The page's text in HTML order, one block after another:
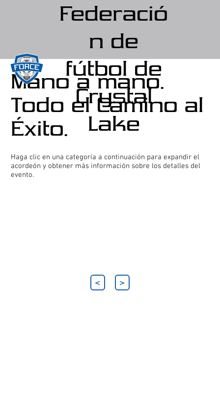
Federació
n de
fútbol de
Crystal
Lake
< >
Mano a mano.
Todo el Camino al
Éxito.
Haga clic en una categoría a continuación para expandir el
acordeón y obtener más información sobre los detalles del
evento.